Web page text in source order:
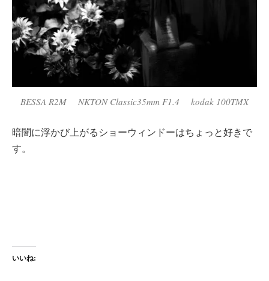
BESSA R2M NKTON Classic35mm F1.4 kodak 100TMX
暗闇に浮かび上がるショーウィンドーはちょっと好きで
す。
いいね: